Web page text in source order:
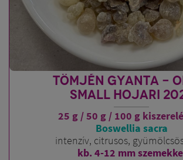
TÖMJÉN GYANTA -
SMALL HOJARI
25 g / 50 g / 100 g
Boswellia sacra
intenzív, citrusos,
kb. 4-12 mm